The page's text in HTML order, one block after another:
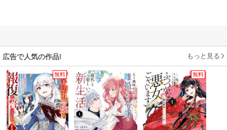
広告で人気の作品! もっと見る
無料 無料